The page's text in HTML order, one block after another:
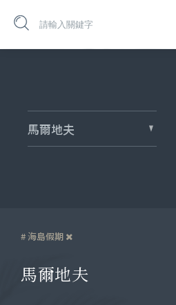
馬爾地夫
# 海島假期
馬爾地夫